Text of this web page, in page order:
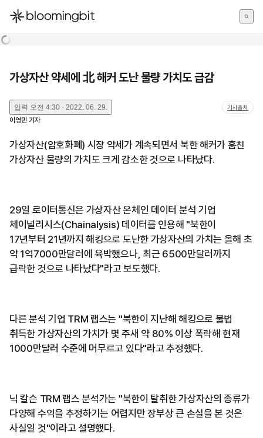
한국어
가상자산 약세에 北 해커 도난 물량 가치도 급감
입력 오전 4:30 · 2022. 06. 29. 기사출처
이영민 기자
가상자산(암호화폐) 시장 약세가 계속되면서 북한 해커가 훔친
가상자산 물량의 가치도 크게 감소한 것으로 나타났다.
29일 로이터통신은 가상자산 온체인 데이터 분석 기업
체이널리시스(Chainalysis) 데이터를 인용해 "북한이
17년부터 21년까지 해킹으로 도난한 가상자산의 가치는 올해 초
약 1억7000만달러에 육박했으나, 최근 6500만달러까지
급락한 것으로 나타났다"라고 보도했다.
다른 분석 기업 TRM 랩스는 "북한이 지난해 해킹으로 불법
취득한 가상자산의 가치가 몇 주새 약 80% 이상 폭락해 현재
1000만달러 수준에 머무르고 있다"라고 추정했다.
닉 칼슨 TRM 랩스 분석가는 "북한이 탈취한 가상자산의 종류가
다양해 수익을 추정하기는 어렵지만 장부상 큰 손실을 본 것은
사실일 것"이라고 설명했다.